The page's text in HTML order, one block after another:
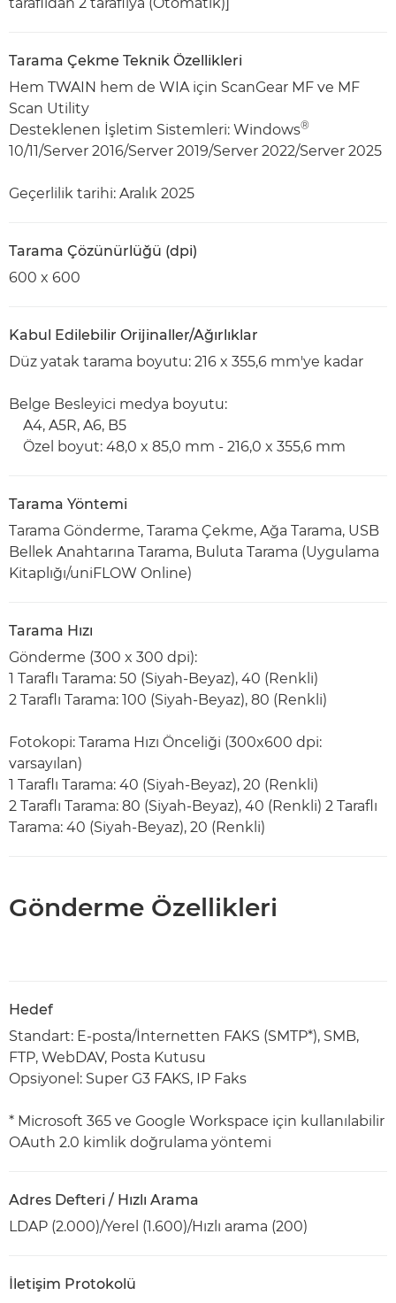
Tarama Çekme Teknik Özellikleri
Hem TWAIN hem de WIA için ScanGear MF ve MF
Scan Utility
Desteklenen İşletim Sistemleri: Windows®
10/11/Server 2016/Server 2019/Server 2022/Server 2025
Geçerlilik tarihi: Aralık 2025
Tarama Çözünürlüğü (dpi)
600 x 600
Kabul Edilebilir Orijinaller/Ağırlıklar
Düz yatak tarama boyutu: 216 x 355,6 mm'ye kadar
Belge Besleyici medya boyutu:
A4, A5R, A6, B5
Özel boyut: 48,0 x 85,0 mm - 216,0 x 355,6 mm
Tarama Yöntemi
Tarama Gönderme, Tarama Çekme, Ağa Tarama, USB
Bellek Anahtarına Tarama, Buluta Tarama (Uygulama
Kitaplığı/uniFLOW Online)
Tarama Hızı
Gönderme (300 x 300 dpi):
1 Taraflı Tarama: 50 (Siyah-Beyaz), 40 (Renkli)
2 Taraflı Tarama: 100 (Siyah-Beyaz), 80 (Renkli)
Fotokopi: Tarama Hızı Önceliği (300x600 dpi:
varsayılan)
1 Taraflı Tarama: 40 (Siyah-Beyaz), 20 (Renkli)
2 Taraflı Tarama: 80 (Siyah-Beyaz), 40 (Renkli) 2 Taraflı
Tarama: 40 (Siyah-Beyaz), 20 (Renkli)
Gönderme Özellikleri
Hedef
Standart: E-posta/İnternetten FAKS (SMTP*), SMB,
FTP, WebDAV, Posta Kutusu
Opsiyonel: Super G3 FAKS, IP Faks
* Microsoft 365 ve Google Workspace için kullanılabilir
OAuth 2.0 kimlik doğrulama yöntemi
Adres Defteri / Hızlı Arama
LDAP (2.000)/Yerel (1.600)/Hızlı arama (200)
İletişim Protokolü